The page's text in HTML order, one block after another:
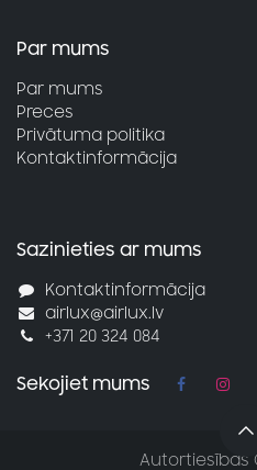
Par mums
Par mums
Preces
Privātuma politika
Kontaktinformācija
Sazinieties ar mums
Kontaktinformācija
airlux@airlux.lv
+371 20 324 084
Sekojiet mums
Autortiesības